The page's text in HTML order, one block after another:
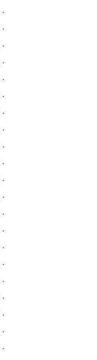
·
·
·
·
·
·
·
·
·
·
·
·
·
·
·
·
·
·
·
·
·